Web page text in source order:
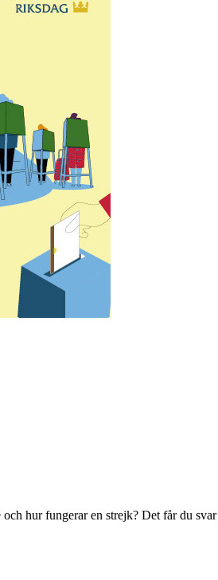
hur fungerar en strejk? Det får du